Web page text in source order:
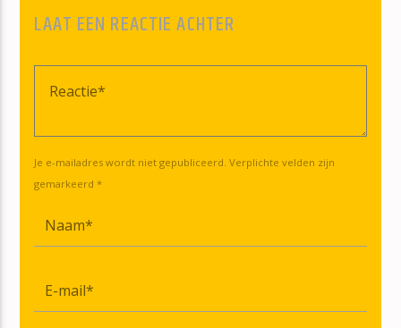
LAAT EEN REACTIE ACHTER
Je e-mailadres wordt niet gepubliceerd. Verplichte velden zijn
gemarkeerd *